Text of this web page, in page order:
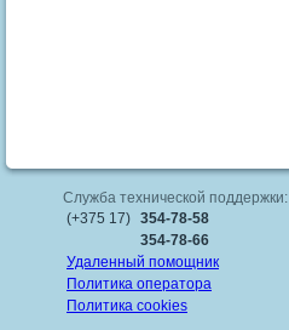
Служба технической поддержки:
(+375 17) 354-78-58
354-78-66
Удаленный помощник
Политика оператора
Политика cookies